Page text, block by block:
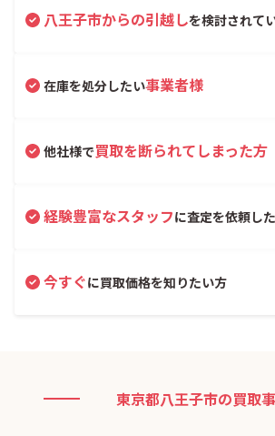
八王子市からの引越しを検討されて
在庫を処分したい事業者様
他社様で買取を断られてしまった方
経験豊富なスタッフに査定を依頼し
今すぐに買取価格を知りたい方
東京都八王子市の買取